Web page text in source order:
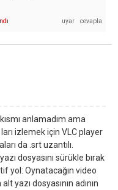
anlamadım ama
izlemek için VLC player
da .srt uzantılı.
dosyasını sürükle bırak
yol: Oynatacağın video
yazı dosyasının adının